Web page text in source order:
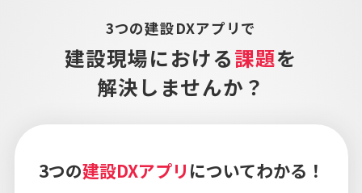
3つの建設DXアプリで
建設現場における課題を
解決しませんか？
3つの建設DXアプリ についてわかる！